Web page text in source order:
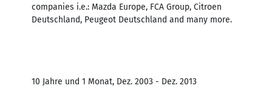
companies i.e.: Mazda Europe, FCA Group, Citroen
Deutschland, Peugeot Deutschland and many more.
10 Jahre und 1 Monat, Dez. 2003 - Dez. 2013